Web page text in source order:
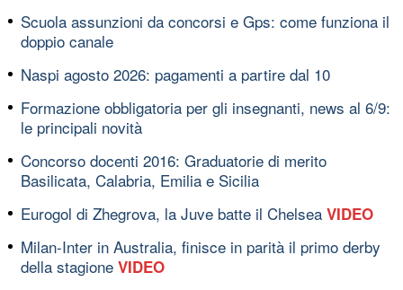
Scuola assunzioni da concorsi e Gps: come funziona il
doppio canale
Naspi agosto 2026: pagamenti a partire dal 10
Formazione obbligatoria per gli insegnanti, news al 6/9:
le principali novità
Concorso docenti 2016: Graduatorie di merito
Basilicata, Calabria, Emilia e Sicilia
Eurogol di Zhegrova, la Juve batte il Chelsea VIDEO
Milan-Inter in Australia, finisce in parità il primo derby
della stagione VIDEO